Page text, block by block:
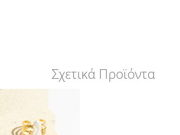
Σχετικά Προϊόντα